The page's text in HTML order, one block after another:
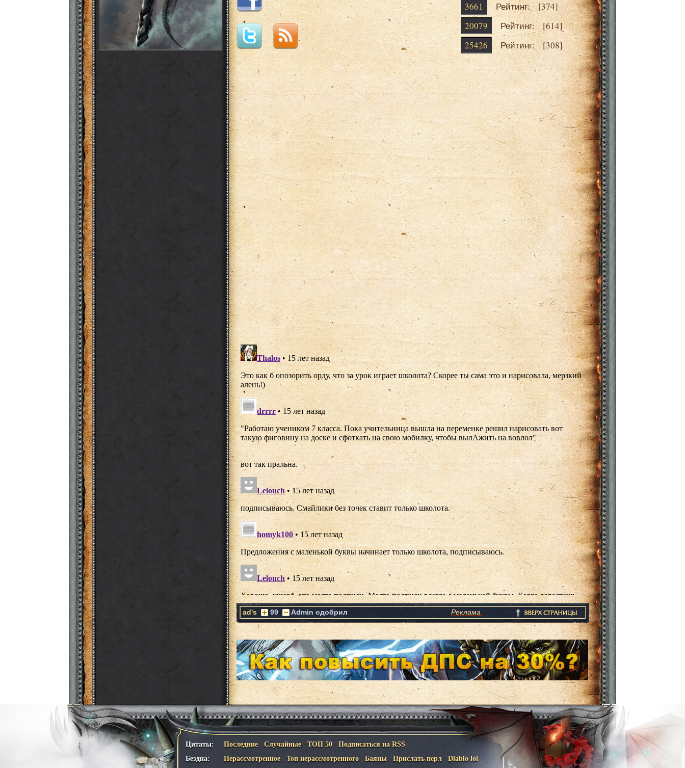
3661 Рейтинг: [374]
20079
Рейтинг: [614]
25426
Рейтинг: [308]
ad's 99 Admin одобрил Реклама
Цитаты: Последние Случайные ТОП 50
Подписаться на RSS
Бездна:
Нерассмотренное Топ нерассмотренного Баяны Прислать перл Diablo lol